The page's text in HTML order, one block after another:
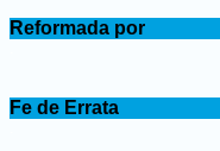
Reformada por
Fe de Errata